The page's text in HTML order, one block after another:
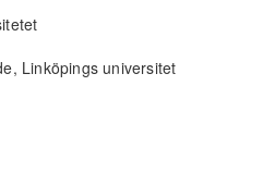
Linköpings universitet